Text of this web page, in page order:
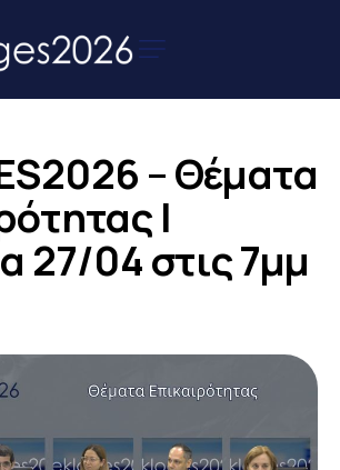
Υποψηφίων
– Θέματα
|
27/04 στις 7μμ